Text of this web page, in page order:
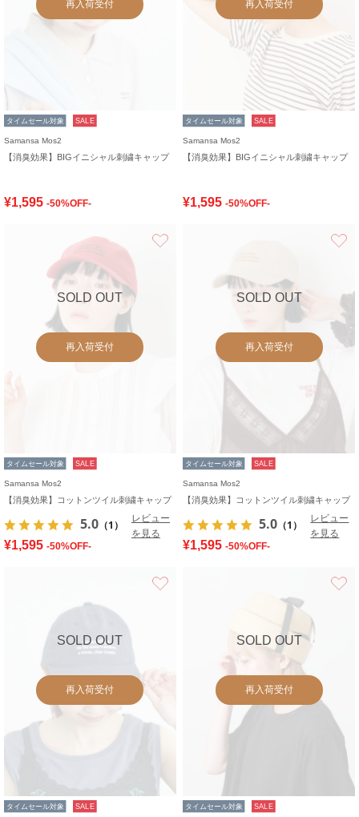
再入荷受付
タイムセール対象 SALE
Samansa Mos2
【消臭効果】BIGイニシャル刺繍キャップ
¥1,595 -50%OFF-
再入荷受付
タイムセール対象 SALE
Samansa Mos2
【消臭効果】BIGイニシャル刺繍キャップ
¥1,595 -50%OFF-
SOLD OUT
再入荷受付
タイムセール対象 SALE
Samansa Mos2
【消臭効果】コットンツイル刺繍キャップ
5.0 （1）
レビュー
を見る
¥1,595 -50%OFF-
SOLD OUT
再入荷受付
タイムセール対象 SALE
Samansa Mos2
【消臭効果】コットンツイル刺繍キャップ
5.0 （1）
レビュー
を見る
¥1,595 -50%OFF-
SOLD OUT
再入荷受付
タイムセール対象 SALE
SOLD OUT
再入荷受付
タイムセール対象 SALE